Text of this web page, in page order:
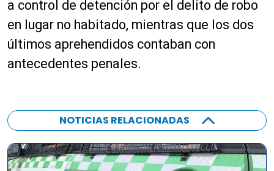
a control de detención por el delito de robo
en lugar no habitado, mientras que los dos
últimos aprehendidos contaban con
antecedentes penales.
NOTICIAS RELACIONADAS